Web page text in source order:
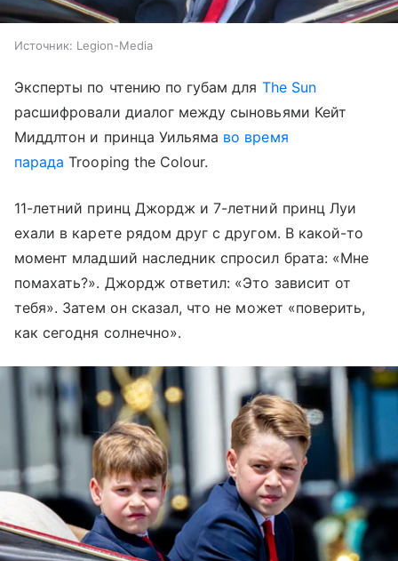
Источник: Legion-Media
Эксперты по чтению по губам для The Sun
расшифровали диалог между сыновьями Кейт
Миддлтон и принца Уильяма во время
парада Trooping the Colour.
11-летний принц Джордж и 7-летний принц Луи
ехали в карете рядом друг с другом. В какой-то
момент младший наследник спросил брата: «Мне
помахать?». Джордж ответил: «Это зависит от
тебя». Затем он сказал, что не может «поверить,
как сегодня солнечно».